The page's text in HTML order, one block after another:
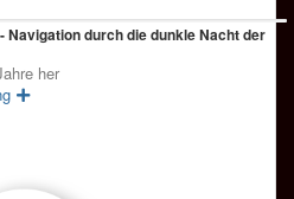
Navigation durch die dunkle Nacht der
her